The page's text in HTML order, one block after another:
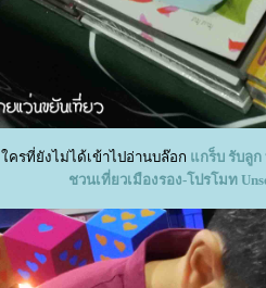
ครที่ยังไม่ได้เข้าไปอ่านบล๊อก กร็บ รับลูก
ชวนเที่ยวเมืองรอง-โปรโมท